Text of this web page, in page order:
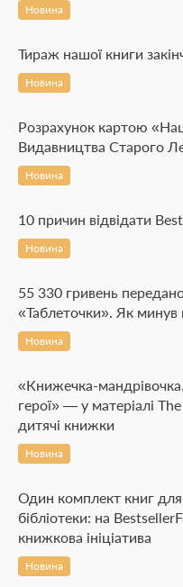
Новина
Тираж нашої книги
Новина
Розрахунок картою
Видавництва Старого
Новина
10 причин відвідати
Новина
55 330 гривень
«Таблеточки». Як минув
Новина
«Книжечка-
герої» — у матеріалі
дитячі книжки
Новина
Один комплект книг
бібліотеки: на
книжкова ініціатива
Новина